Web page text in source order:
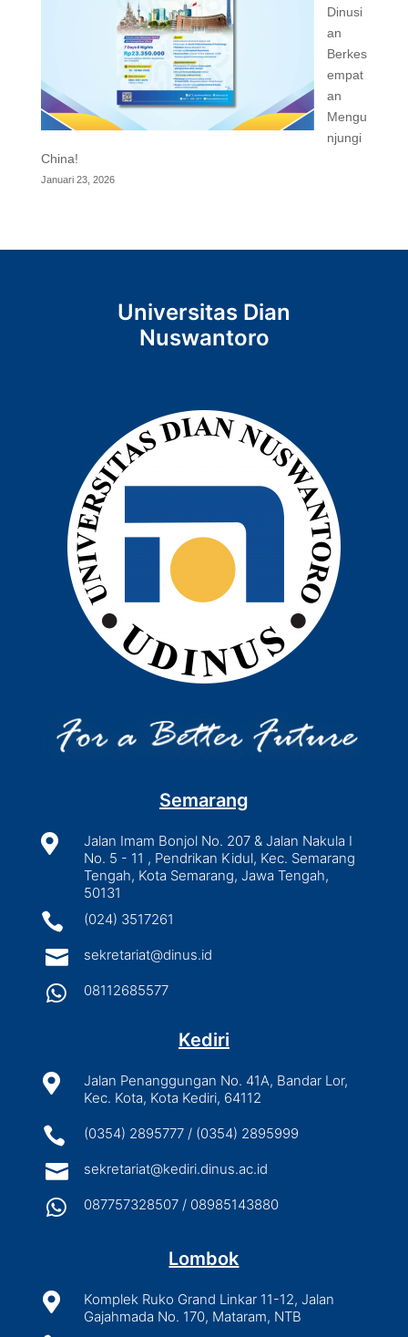
Dinusi
an
Berkes
empat
an
Mengu
njungi
China!
Januari 23, 2026
Universitas Dian
Nuswantoro
Semarang

Jalan Imam Bonjol No. 207 & Jalan Nakula I
No. 5 - 11 , Pendrikan Kidul, Kec. Semarang
Tengah, Kota Semarang, Jawa Tengah,
50131
 (024) 3517261
 sekretariat@dinus.id
 08112685577
Kediri

Jalan Penanggungan No. 41A, Bandar Lor,
Kec. Kota, Kota Kediri, 64112
 (0354) 2895777 / (0354) 2895999
 sekretariat@kediri.dinus.ac.id
 087757328507 / 08985143880
Lombok

Komplek Ruko Grand Linkar 11-12, Jalan
Gajahmada No. 170, Mataram, NTB